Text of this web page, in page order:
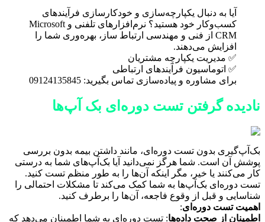
آیا به دنبال یکپارچه‌سازی و خودکارسازی فرآیندهای
کسب‌وکار خود هستید؟ نرم‌افزارهای تلفنی و Microsoft
CRM از فنی و مهندسی ارتباط ساز، بهره‌وری شما را
افزایش می‌دهند.
✅ مدیریت یکپارچه مشتریان
✅ اتوماسیون فرآیندهای ارتباطی
برای مشاوره و پیاده‌سازی تماس بگیرید: 09124135845
نادیده گرفتن تست دوره‌ای بک آپ‌ها
بک‌آپ‌گیری بدون تست دوره‌ای، مانند داشتن بیمه بدون بررسی
پوشش آن است. شما هرگز نمی‌دانید آیا بک‌آپ‌های شما به درستی
کار می‌کنند یا خیر، مگر اینکه آن‌ها را به طور منظم تست کنید.
تست دوره‌ای بک‌آپ‌ها به شما کمک می‌کند تا مشکلات احتمالی را
شناسایی و قبل از وقوع فاجعه، آن‌ها را برطرف کنید.
اهمیت تست دوره‌ای:
اطمینان از صحت داده‌ها: تست دوره‌ای به شما اطمینان می‌دهد که